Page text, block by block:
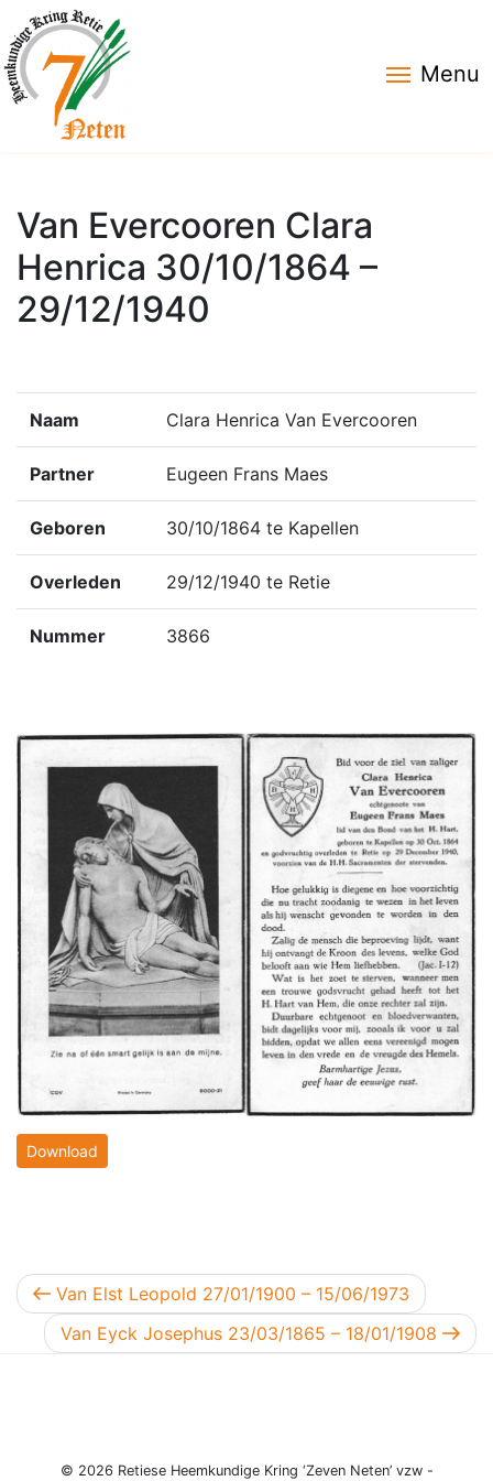
Menu
Van Evercooren Clara
Henrica 30/10/1864 –
29/12/1940
Naam Clara Henrica Van Evercooren
Partner Eugeen Frans Maes
Geboren 30/10/1864 te Kapellen
Overleden 29/12/1940 te Retie
Nummer 3866
Download
Berichtnavigatie
Vorig bericht
Van Elst Leopold 27/01/1900 – 15/06/1973
Volgend bericht
Van Eyck Josephus 23/03/1865 – 18/01/1908
© 2026 Retiese Heemkundige Kring ‘Zeven Neten’ vzw -